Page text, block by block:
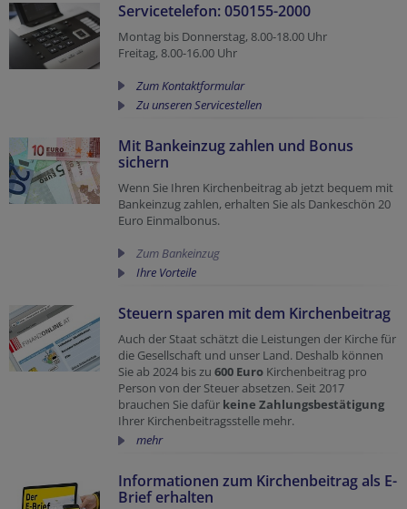
Servicetelefon: 050155-2000
Montag bis Donnerstag, 8.00-18.00 Uhr
Freitag, 8.00-16.00 Uhr
Zum Kontaktformular
Zu unseren Servicestellen
Mit Bankeinzug zahlen und Bonus
sichern
Wenn Sie Ihren Kirchenbeitrag ab jetzt bequem mit
Bankeinzug zahlen, erhalten Sie als Dankeschön 20
Euro Einmalbonus.
Zum Bankeinzug
Ihre Vorteile
Steuern sparen mit dem Kirchenbeitrag
Auch der Staat schätzt die Leistungen der Kirche für
die Gesellschaft und unser Land. Deshalb können
Sie ab 2024 bis zu 600 Euro Kirchenbeitrag pro
Person von der Steuer absetzen. Seit 2017
brauchen Sie dafür keine Zahlungsbestätigung
Ihrer Kirchenbeitragsstelle mehr.
mehr
Informationen zum Kirchenbeitrag als E-
Brief erhalten